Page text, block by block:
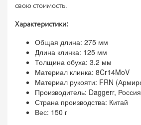
свою стоимость.
Характеристики:
Общая длина: 275 мм
Длина клинка: 125 мм
Толщина обуха: 3.2 мм
Материал клинка: 8Cr14MoV
Материал рукояти: FRN
Производитель: Daggerr, Россия
Страна производства: Китай
Вес: 150 г